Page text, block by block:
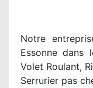
Notre
Essonne dans
Volet Roulant,
Serrurier pas